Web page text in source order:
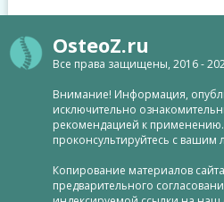
OsteoZ.ru
Все права защищены, 2016 -
Внимание! Информация,
исключительно
рекомендацией к
проконсультируйтесь с
Копирование материалов
предварительного